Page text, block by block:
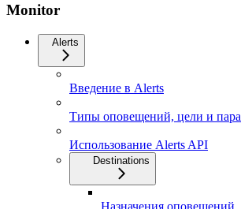
Monitor
Alerts
Введение в Alerts
Типы оповещений, цели и
Использование Alerts API
Destinations
Назначения оповещений